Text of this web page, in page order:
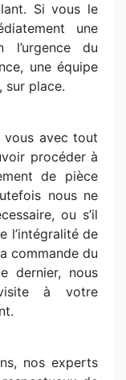
Si vous le
une
du
une équipe
sur place.
vous avec tout
procéder à
de pièce
nous ne
ou s’il
l’intégralité de
commande du
dernier, nous
à votre
nos experts